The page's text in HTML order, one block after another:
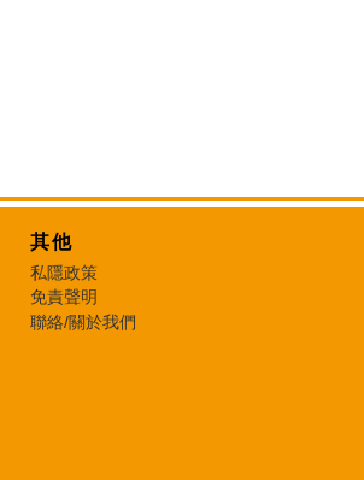
其他
私隱政策
免責聲明
聯絡/關於我們